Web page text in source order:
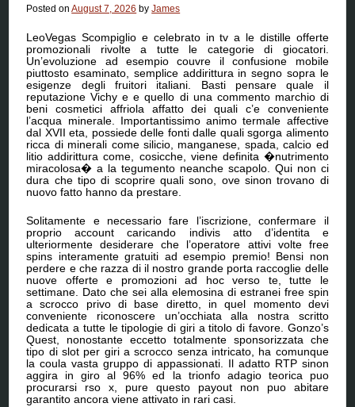
Posted onAugust 7, 2026 byJames
LeoVegas Scompiglio e celebrato in tv a le distille offerte
promozionali rivolte a tutte le categorie di giocatori.
Un’evoluzione ad esempio couvre il confusione mobile
piuttosto esaminato, semplice addirittura in segno sopra le
esigenze degli fruitori italiani. Basti pensare quale il
reputazione Vichy e e quello di una commento marchio di
beni cosmetici affriola affatto dei quali c’e conveniente
l’acqua minerale. Importantissimo animo termale affective
dal XVII eta, possiede delle fonti dalle quali sgorga alimento
ricca di minerali come silicio, manganese, spada, calcio ed
litio addirittura come, cosicche, viene definita �nutrimento
miracolosa� a la tegumento neanche scapolo. Qui non ci
dura che tipo di scoprire quali sono, ove sinon trovano di
nuovo fatto hanno da prestare.
Solitamente e necessario fare l’iscrizione, confermare il
proprio account caricando indivis atto d’identita e
ulteriormente desiderare che l’operatore attivi volte free
spins interamente gratuiti ad esempio premio! Bensi non
perdere e che razza di il nostro grande porta raccoglie delle
nuove offerte e promozioni ad hoc verso te, tutte le
settimane. Dato che sei alla elemosina di estranei free spin
a scrocco privo di base diretto, in quel momento devi
conveniente riconoscere un’occhiata alla nostra scritto
dedicata a tutte le tipologie di giri a titolo di favore. Gonzo’s
Quest, nonostante eccetto totalmente sponsorizzata che
tipo di slot per giri a scrocco senza intricato, ha comunque
la coula vasta gruppo di appassionati. Il adatto RTP sinon
aggira in giro al 96% ed la trionfo adagio teorica puo
procurarsi rso x, pure questo payout non puo abitare
garantito ancora viene attivato in rari casi.